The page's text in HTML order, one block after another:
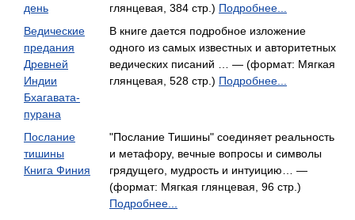
день
глянцевая, 384 стр.) Подробнее...
Ведические
предания
Древней
Индии
Бхагавата-
пурана
В книге дается подробное изложение
одного из самых известных и авторитетных
ведических писаний … — (формат: Мягкая
глянцевая, 528 стр.) Подробнее...
Послание
тишины
Книга Финия
"Послание Тишины" соединяет реальность
и метафору, вечные вопросы и символы
грядущего, мудрость и интуицию… —
(формат: Мягкая глянцевая, 96 стр.)
Подробнее...